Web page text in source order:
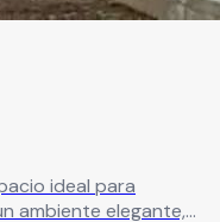
ideal para
ambiente elegante,